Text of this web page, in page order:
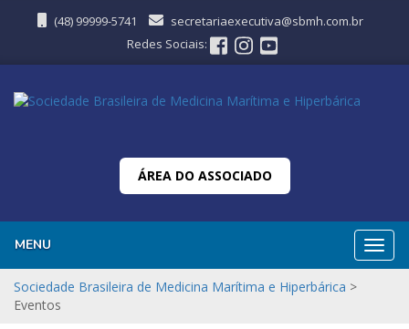
(48) 99999-5741
secretariaexecutiva@sbmh.com.br
Redes Sociais:
ÁREA DO ASSOCIADO
MENU
Sociedade Brasileira de Medicina Marítima e Hiperbárica >
Eventos